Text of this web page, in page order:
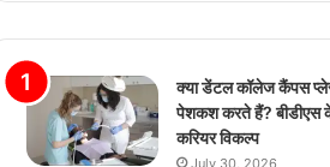
क्या डेंटल कॉलेज कैंपस
पेशकश करते हैं? बीडीएस के
करियर विकल्प
July 30, 2026